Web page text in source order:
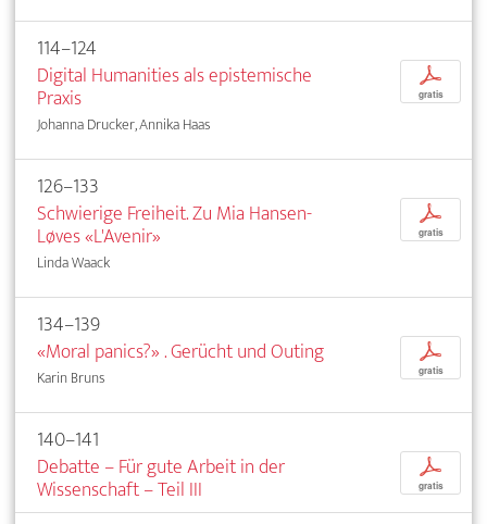
114–124
Digital Humanities als epistemische
Praxis
Johanna Drucker, Annika Haas
p
gratis
126–133
Schwierige Freiheit. Zu Mia Hansen-
Løves «L'Avenir»
Linda Waack
p
gratis
134–139
«Moral panics?» . Gerücht und Outing
Karin Bruns
p
gratis
140–141
Debatte – Für gute Arbeit in der
Wissenschaft – Teil III
p
gratis